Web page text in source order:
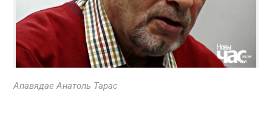
Апавядае Анатоль Тарас